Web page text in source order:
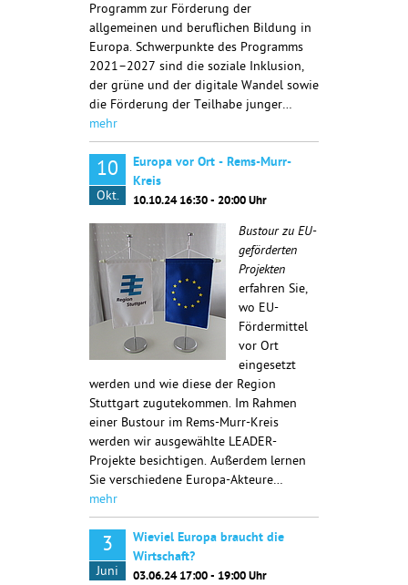
Programm zur Förderung der
allgemeinen und beruflichen Bildung in
Europa. Schwerpunkte des Programms
2021–2027 sind die soziale Inklusion,
der grüne und der digitale Wandel sowie
die Förderung der Teilhabe junger…
mehr
10
Okt.
Europa vor Ort - Rems-Murr-
Kreis
10.10.24 16:30 - 20:00 Uhr
Bustour zu EU-
geförderten
Projekten
erfahren Sie,
wo EU-
Fördermittel
vor Ort
eingesetzt
werden und wie diese der Region
Stuttgart zugutekommen. Im Rahmen
einer Bustour im Rems-Murr-Kreis
werden wir ausgewählte LEADER-
Projekte besichtigen. Außerdem lernen
Sie verschiedene Europa-Akteure…
mehr
3
Juni
Wieviel Europa braucht die
Wirtschaft?
03.06.24 17:00 - 19:00 Uhr